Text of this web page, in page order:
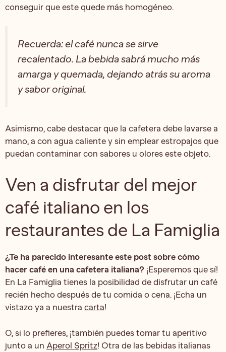
conseguir que este quede más homogéneo.
Recuerda: el café nunca se sirve
recalentado. La bebida sabrá mucho más
amarga y quemada, dejando atrás su aroma
y sabor original.
Asimismo, cabe destacar que la cafetera debe lavarse a
mano, a con agua caliente y sin emplear estropajos que
puedan contaminar con sabores u olores este objeto.
Ven a disfrutar del mejor
café italiano en los
restaurantes de La Famiglia
¿Te ha parecido interesante este post sobre cómo
hacer café en una cafetera italiana? ¡Esperemos que sí!
En La Famiglia tienes la posibilidad de disfrutar un café
recién hecho después de tu comida o cena. ¡Echa un
vistazo ya a nuestra carta!
O, si lo prefieres, ¡también puedes tomar tu aperitivo
junto a un Aperol Spritz! Otra de las bebidas italianas